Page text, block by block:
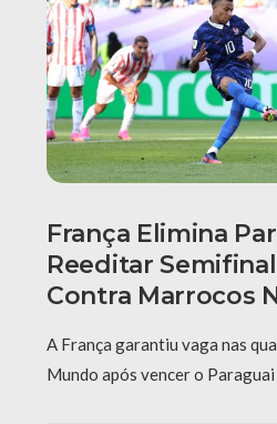
França Elimina
Reeditar
Contra Marrocos
A França garantiu vaga nas
Mundo após vencer o